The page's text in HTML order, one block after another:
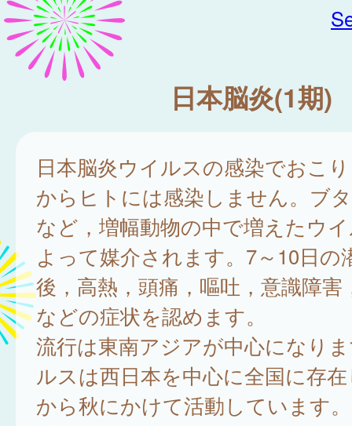
日本脳炎(1期)
日本脳炎ウイルスの感染でおこ
からヒトには感染しません。ブ
など，増幅動物の中で増えたウ
よって媒介されます。7～10日の
後，高熱，頭痛，嘔吐，意識障
などの症状を認めます。
流行は東南アジアが中心になり
ルスは西日本を中心に全国に存
から秋にかけて活動しています